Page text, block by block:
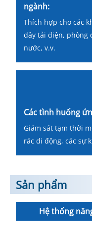
ngành:
Thích hợp cho các
dây tải điện, phòng
nước, v.v.
Các tình huống
Giám sát tạm thời
rác di động, các sự
Sản phẩm
Hệ thống